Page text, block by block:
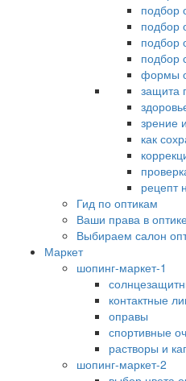
подбор
подбор
подбор
подбор
формы
защита
зрение
как
рецепт
Гид по оптикам
Ваши права в
Выбираем салон
Маркет
шопинг-маркет-1
контактные
оправы
спортивные
растворы и
шопинг-маркет-2